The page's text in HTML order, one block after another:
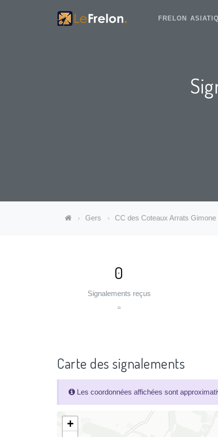
FRELON
Gers CC des Coteaux Arrats Gimone
0
Signalements reçus
=
Carte des signalements
Les coordonnées affichées sont
+